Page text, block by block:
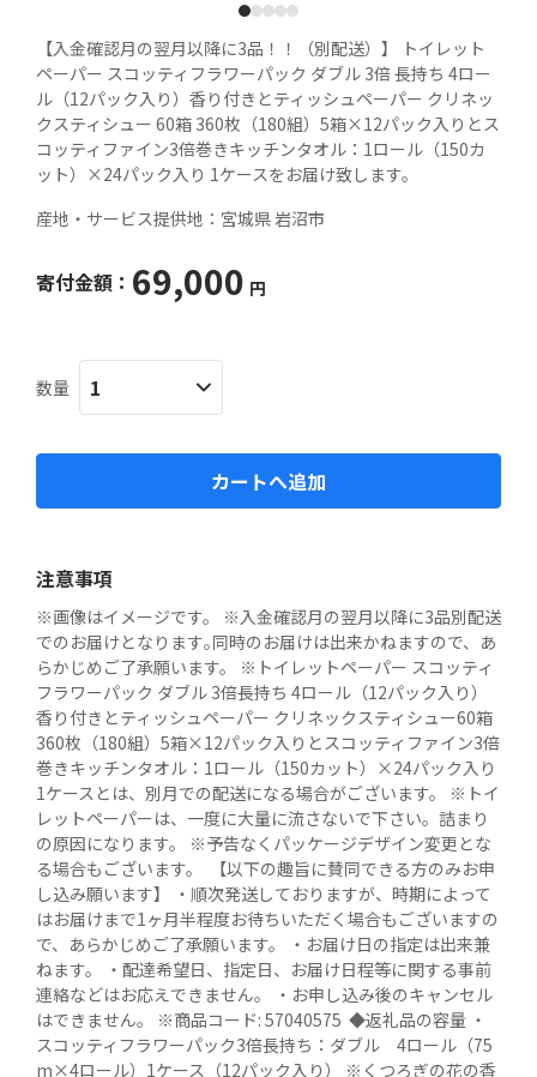
1 2 3 4 5
【入金確認月の翌月以降に3品！！（別配送）】 トイレット
ペーパー スコッティフラワーパック ダブル 3倍 長持ち 4ロー
ル（12パック入り）香り付きとティッシュペーパー クリネッ
クスティシュー 60箱 360枚（180組）5箱×12パック入りとス
コッティファイン3倍巻きキッチンタオル：1ロール（150カ
ット）×24パック入り 1ケースをお届け致します。
産地・サービス提供地： 宮城県 岩沼市
寄付金額： 69,000 円
数量
カートへ追加
注意事項
※画像はイメージです。 ※入金確認月の翌月以降に3品別配送
でのお届けとなります｡同時のお届けは出来かねますので、あ
らかじめご了承願います。 ※トイレットペーパー スコッティ
フラワーパック ダブル 3倍長持ち 4ロール（12パック入り）
香り付きとティッシュペーパー クリネックスティシュー60箱
360枚（180組）5箱×12パック入りとスコッティファイン3倍
巻きキッチンタオル：1ロール（150カット）×24パック入り
1ケースとは、別月での配送になる場合がございます。 ※トイ
レットペーパーは、一度に大量に流さないで下さい。詰まり
の原因になります。 ※予告なくパッケージデザイン変更とな
る場合もございます。  【以下の趣旨に賛同できる方のみお申
し込み願います】 ・順次発送しておりますが、時期によって
はお届けまで1ヶ月半程度お待ちいただく場合もございますの
で、あらかじめご了承願います。 ・お届け日の指定は出来兼
ねます。 ・配達希望日、指定日、お届け日程等に関する事前
連絡などはお応えできません。 ・お申し込み後のキャンセル
はできません。 ※商品コード: 57040575  ◆返礼品の容量 ・
スコッティフラワーパック3倍長持ち：ダブル　4ロール（75
m×4ロール）1ケース（12パック入り） ※くつろぎの花の香